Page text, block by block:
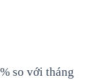
so với tháng